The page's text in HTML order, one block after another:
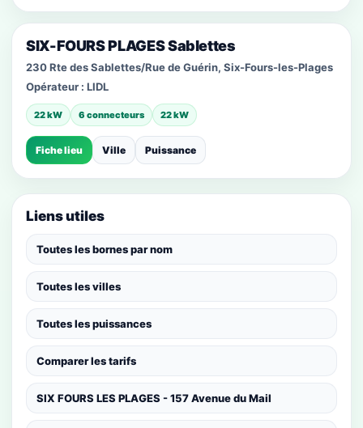
SIX-FOURS PLAGES Sablettes
230 Rte des Sablettes/Rue de Guérin, Six-Fours-les-Plages
Opérateur : LIDL
22 kW 6 connecteurs 22 kW
Fiche lieu Ville Puissance
Liens utiles
Toutes les bornes par nom
Toutes les villes
Toutes les puissances
Comparer les tarifs
SIX FOURS LES PLAGES - 157 Avenue du Mail